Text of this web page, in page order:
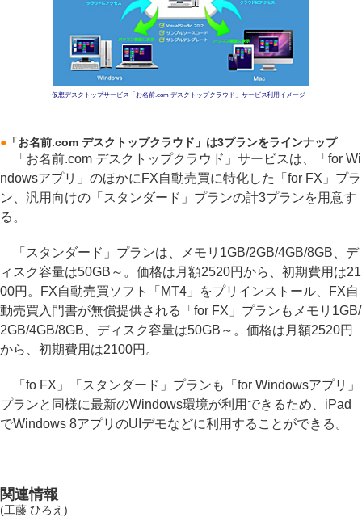
仮想デスクトップサービス「お名前.com デスクトップクラウド」サービス利用イメージ
● 「お名前.com デスクトップクラウド」は3プランをラインナップ
「お名前.com デスクトップクラウド」サービスは、「for Wi
ndowsアプリ」のほかにFX自動売買に特化した「for FX」プラ
ン、汎用向けの「スタンダード」プランの計3プランを用意す
る。
「スタンダード」プランは、メモリ1GB/2GB/4GB/8GB、デ
ィスク容量は50GB～。価格は月額2520円から、初期費用は21
00円。FX自動売買ソフト「MT4」をプリインストール、FX自
動売買入門書が無償提供される「for FX」プランもメモリ1GB/
2GB/4GB/8GB、ディスク容量は50GB～。価格は月額2520円
から、初期費用は2100円。
「fo FX」「スタンダード」プランも「for Windowsアプリ」
プランと同様に最新のWindows環境が利用できるため、iPad
でWindows 8アプリのUIデモなどに利用することができる。
関連情報
(工藤 ひろえ)